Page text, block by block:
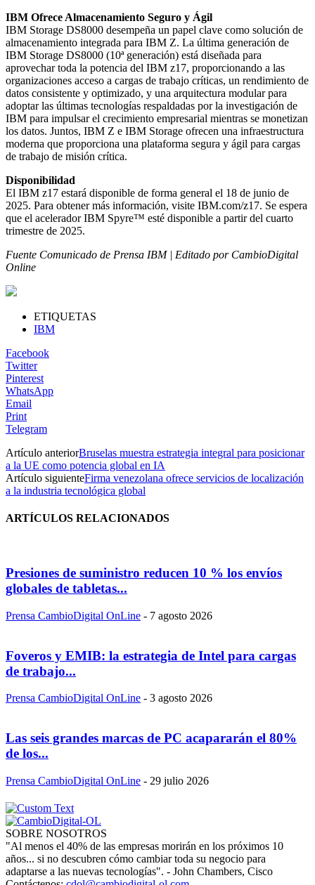
IBM Ofrece Almacenamiento Seguro y Ágil
IBM Storage DS8000 desempeña un papel clave como solución de
almacenamiento integrada para IBM Z. La última generación de
IBM Storage DS8000 (10ª generación) está diseñada para
aprovechar toda la potencia del IBM z17, proporcionando a las
organizaciones acceso a cargas de trabajo críticas, un rendimiento de
datos consistente y optimizado, y una arquitectura modular para
adoptar las últimas tecnologías respaldadas por la investigación de
IBM para impulsar el crecimiento empresarial mientras se monetizan
los datos. Juntos, IBM Z e IBM Storage ofrecen una infraestructura
moderna que proporciona una plataforma segura y ágil para cargas
de trabajo de misión crítica.
Disponibilidad
El IBM z17 estará disponible de forma general el 18 de junio de
2025. Para obtener más información, visite IBM.com/z17. Se espera
que el acelerador IBM Spyre™ esté disponible a partir del cuarto
trimestre de 2025.
Fuente Comunicado de Prensa IBM | Editado por CambioDigital
Online
ETIQUETAS
IBM
Facebook
Twitter
Pinterest
WhatsApp
Email
Print
Telegram
Artículo anteriorBruselas muestra estrategia integral para posicionar
a la UE como potencia global en IA
Artículo siguienteFirma venezolana ofrece servicios de localización
a la industria tecnológica global
ARTÍCULOS RELACIONADOS
Presiones de suministro reducen 10 % los envíos
globales de tabletas...
Prensa CambioDigital OnLine - 7 agosto 2026
Foveros y EMIB: la estrategia de Intel para cargas
de trabajo...
Prensa CambioDigital OnLine - 3 agosto 2026
Las seis grandes marcas de PC acapararán el 80%
de los...
Prensa CambioDigital OnLine - 29 julio 2026
SOBRE NOSOTROS
"Al menos el 40% de las empresas morirán en los próximos 10
años... si no descubren cómo cambiar toda su negocio para
adaptarse a las nuevas tecnologías". - John Chambers, Cisco